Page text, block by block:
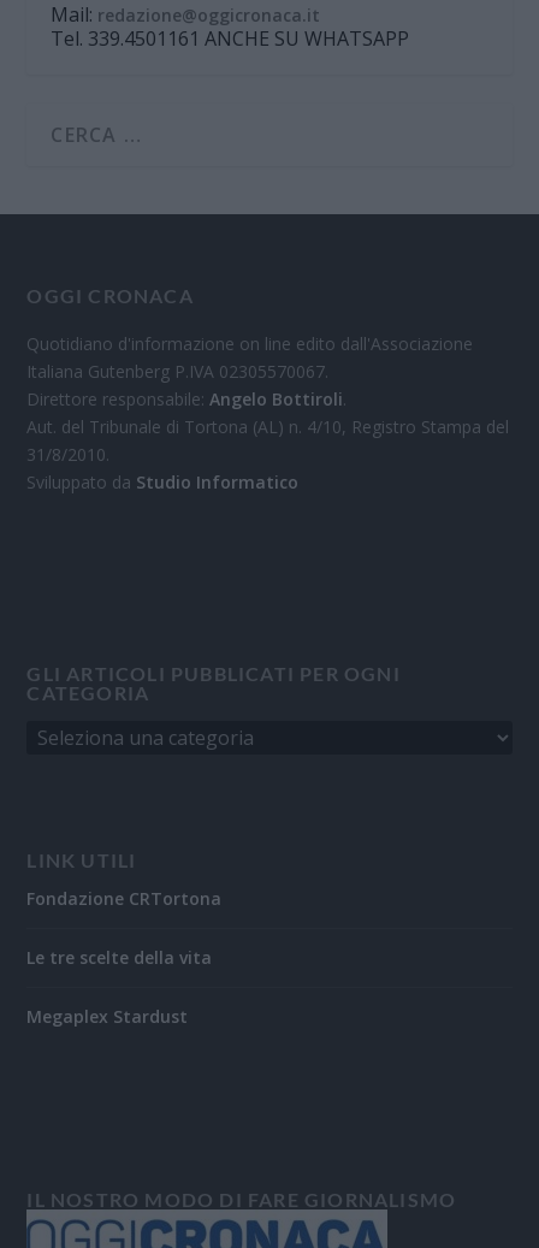
Mail: redazione@oggicronaca.it
Tel. 339.4501161 ANCHE SU WHATSAPP
OGGI CRONACA
Quotidiano d'informazione on line edito dall'Associazione
Italiana Gutenberg P.IVA 02305570067.
Direttore responsabile:Angelo Bottiroli.
Aut. del Tribunale di Tortona (AL) n. 4/10, Registro Stampa del
31/8/2010.
Sviluppato da Studio Informatico
GLI ARTICOLI PUBBLICATI PER OGNI
CATEGORIA
LINK UTILI
Fondazione CRTortona
Le tre scelte della vita
Megaplex Stardust
IL NOSTRO MODO DI FARE GIORNALISMO